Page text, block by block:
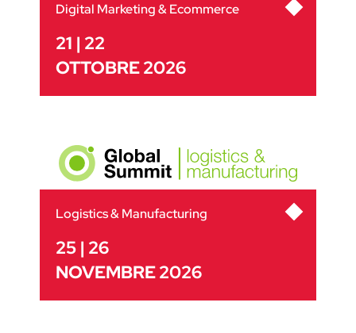
Digital Marketing & Ecommerce
21 | 22
OTTOBRE 2026
Logistics & Manufacturing
25 | 26
NOVEMBRE 2026